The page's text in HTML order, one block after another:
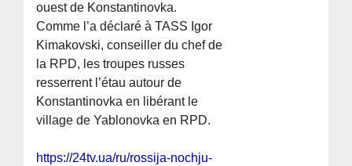
ouest de Konstantinovka.
Comme l’a déclaré à TASS Igor
Kimakovski, conseiller du chef de
la RPD, les troupes russes
resserrent l’étau autour de
Konstantinovka en libérant le
village de Yablonovka en RPD.
https://24tv.ua/ru/rossija-nochju-